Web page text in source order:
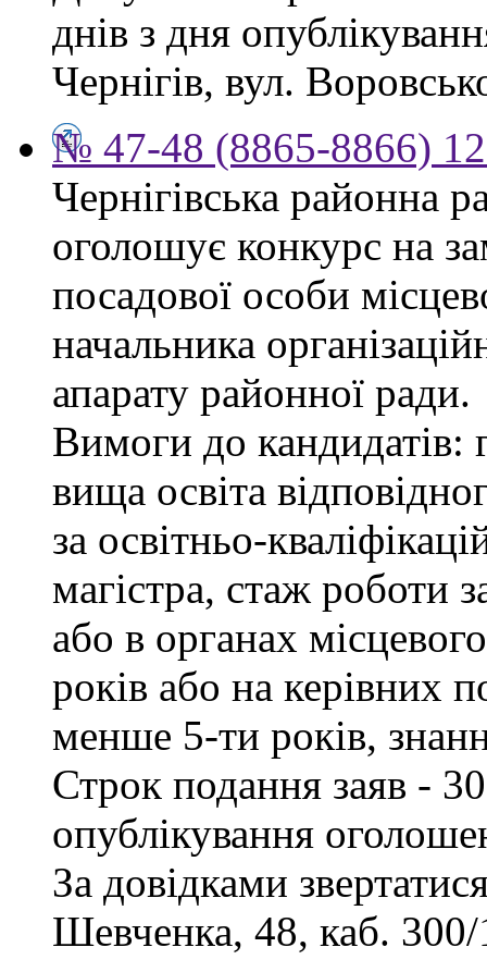
днів з дня
Чернігів, вул.
№ 47-48 (8865-8866)
Чернігівська районна
оголошує конкурс на
посадової особи
начальника
апарату районної ради.
Вимоги до кандидатів:
вища освіта
за освітньо-
магістра, стаж роботи
або в органах
років або на керівних
менше 5-ти років,
Строк подання заяв -
опублікування
За довідками
Шевченка, 48, каб.